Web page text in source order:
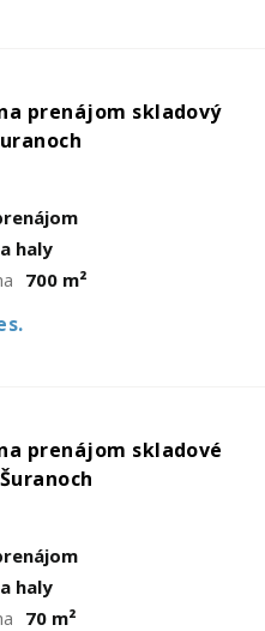
prenájom skladový
haly
700 m²
prenájom skladové
haly
70 m²